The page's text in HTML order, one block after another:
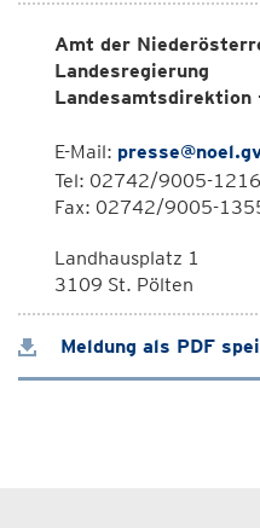
Amt der
Landesregierung
Landesamtsdirektion
E-Mail:
Tel: 02742/9005-
Fax: 02742/9005-
Landhausplatz 1
3109 St. Pölten
Meldung als PDF